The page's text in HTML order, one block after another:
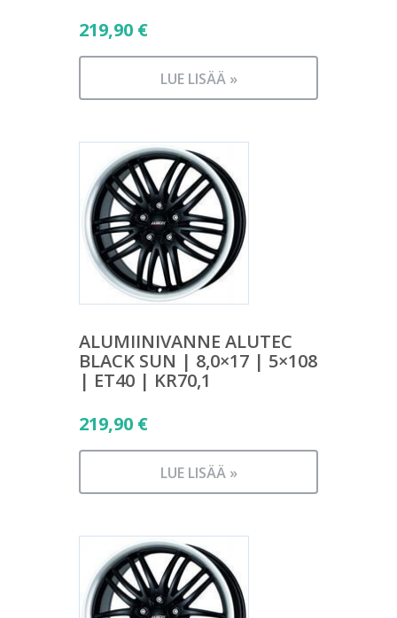
219,90 €
LUE LISÄÄ »
ALUMIINIVANNE ALUTEC
BLACK SUN | 8,0×17 | 5×108
| ET40 | KR70,1
219,90 €
LUE LISÄÄ »